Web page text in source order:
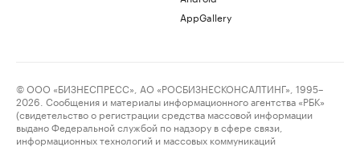
AppGallery
© ООО «БИЗНЕСПРЕСС», АО «РОСБИЗНЕСКОНСАЛТИНГ», 1995–
2026. Сообщения и материалы информационного агентства «РБК»
(свидетельство о регистрации средства массовой информации
выдано Федеральной службой по надзору в сфере связи,
информационных технологий и массовых коммуникаций